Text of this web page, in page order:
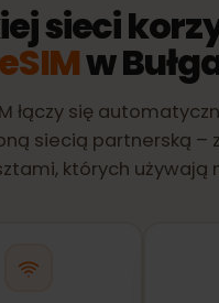
sieci
eSIMw
łączy się
siecią partnerską –
których używają